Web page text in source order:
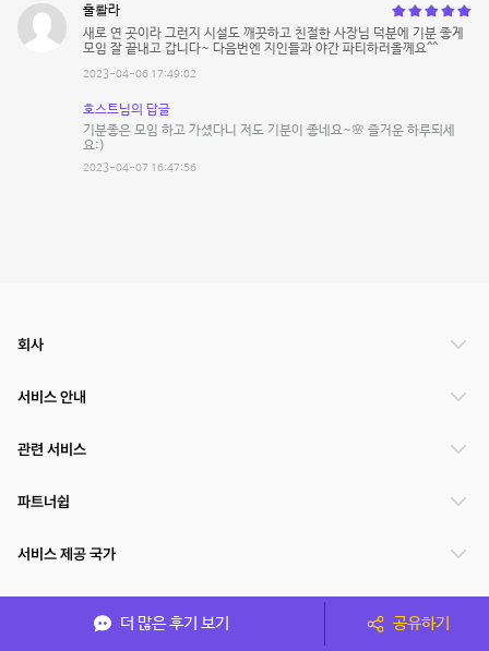
훌뢀라
새로 연 곳이라 그런지 시설도 깨끗하고 친절한 사장님 덕분에 기분 좋게
모임 잘 끝내고 갑니다~ 다음번엔 지인들과 야간 파티하러올께요^^
2023-04-06 17:49:02
호스트님의 답글
기분좋은 모임 하고 가셨다니 저도 기분이 좋네요~🌸 즐거운 하루되세
요:)
2023-04-07 16:47:56
더 많은 후기 보기 공유하기
회사
서비스 안내
관련 서비스
파트너쉽
서비스 제공 국가
(주)NSPACE 사업자정보